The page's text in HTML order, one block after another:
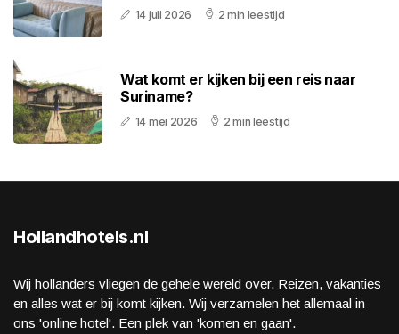
14 juli 2026 2 min leestijd
Wat komt er kijken bij een reis naar
Suriname?
14 mei 2026 2 min leestijd
Hollandhotels.nl
Wij hollanders vliegen de gehele wereld over. Reizen, vakanties
en alles wat er bij komt kijken. Wij verzamelen het allemaal in
ons 'online hotel'. Een plek van 'komen en gaan'.